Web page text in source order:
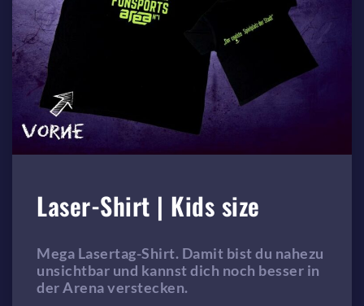
Laser-Shirt | Kids size
Mega Lasertag-Shirt. Damit bist du nahezu
unsichtbar und kannst dich noch besser in
der Arena verstecken.